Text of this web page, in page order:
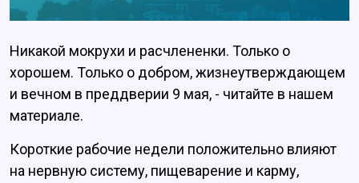
Никакой мокрухи и расчлененки. Только о
хорошем. Только о добром, жизнеутверждающем
и вечном в преддверии 9 мая, - читайте в нашем
материале.
Короткие рабочие недели положительно влияют
на нервную систему, пищеварение и карму,